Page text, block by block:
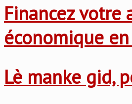
Financez votre
économique
Lè manke gid,